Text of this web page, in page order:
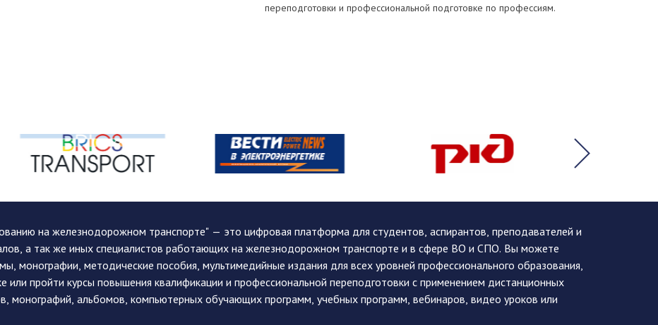
переподготовки и профессиональной подготовке по профессиям.
на железнодорожном транспорте" — это цифровая платформа для студентов, аспирантов, преподавателей и
а так же иных специалистов работающих на железнодорожном транспорте и в сфере ВО и СПО. Вы можете
монографии, методические пособия, мультимедийные издания для всех уровней профессионального образования,
или пройти курсы повышения квалификации и профессиональной переподготовки с применением дистанционных
монографий, альбомов, компьютерных обучающих программ, учебных программ, вебинаров, видео уроков или